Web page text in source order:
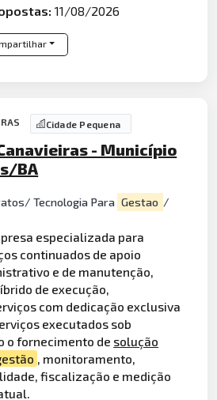
11/08/2026
Cidade Pequena
- Município
BA
Tecnologia Para Gestao /
especializada para
continuados de apoio
e de manutenção,
de execução,
com dedicação exclusiva
executados sob
o fornecimento de solução
, monitoramento,
fiscalização e medição